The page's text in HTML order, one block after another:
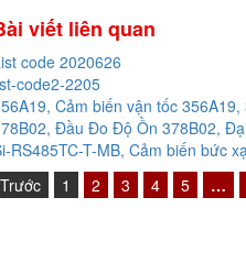
viết liên quan
code 2020626
code2-2205
Cảm biến vận tốc
Đầu Đo Độ Ồn 378B02,
RS485TC-T-MB, Cảm biến bức
Trước
1 2 3 4 5 …